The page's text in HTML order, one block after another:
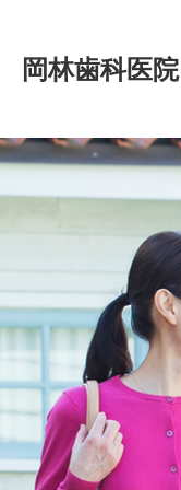
岡林歯科医院